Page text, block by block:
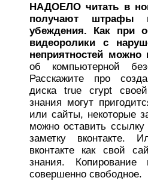
НАДОЕЛО читать в
получают штрафы
убеждения. Как при
видеоролики с
неприятностей можно
об компьютерной
Расскажите про
диска true crypt
знания могут
или сайты, некоторые
можно оставить
заметку вконтакте.
вконтакте как свой
знания.
совершенно свободное.